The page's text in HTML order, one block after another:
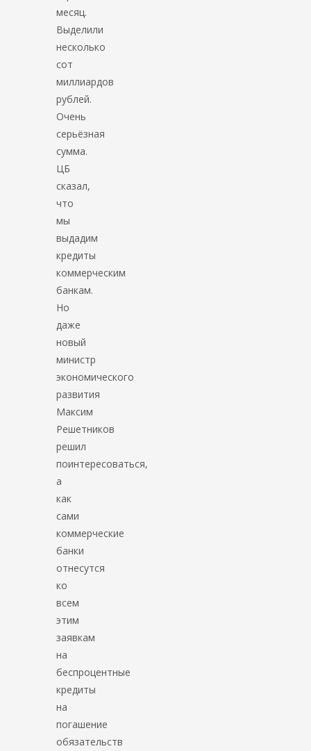
месяц.
Выделили
несколько
сот
миллиардов
рублей.
Очень
серьёзная
сумма.
ЦБ
сказал,
что
мы
выдадим
кредиты
коммерческим
банкам.
Но
даже
новый
министр
экономического
развития
Максим
Решетников
решил
поинтересоваться,
а
как
сами
коммерческие
банки
отнесутся
ко
всем
этим
заявкам
на
беспроцентные
кредиты
на
погашение
обязательств